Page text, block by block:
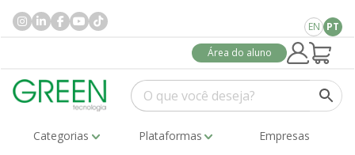
EN PT
Área do aluno
Categorias Plataformas Empresas